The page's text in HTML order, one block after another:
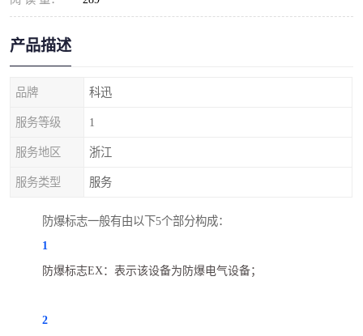
产品描述
品牌 科迅
服务等级 1
服务地区 浙江
服务类型 服务
防爆标志一般有由以下5个部分构成：
1
防爆标志EX：表示该设备为防爆电气设备；
2